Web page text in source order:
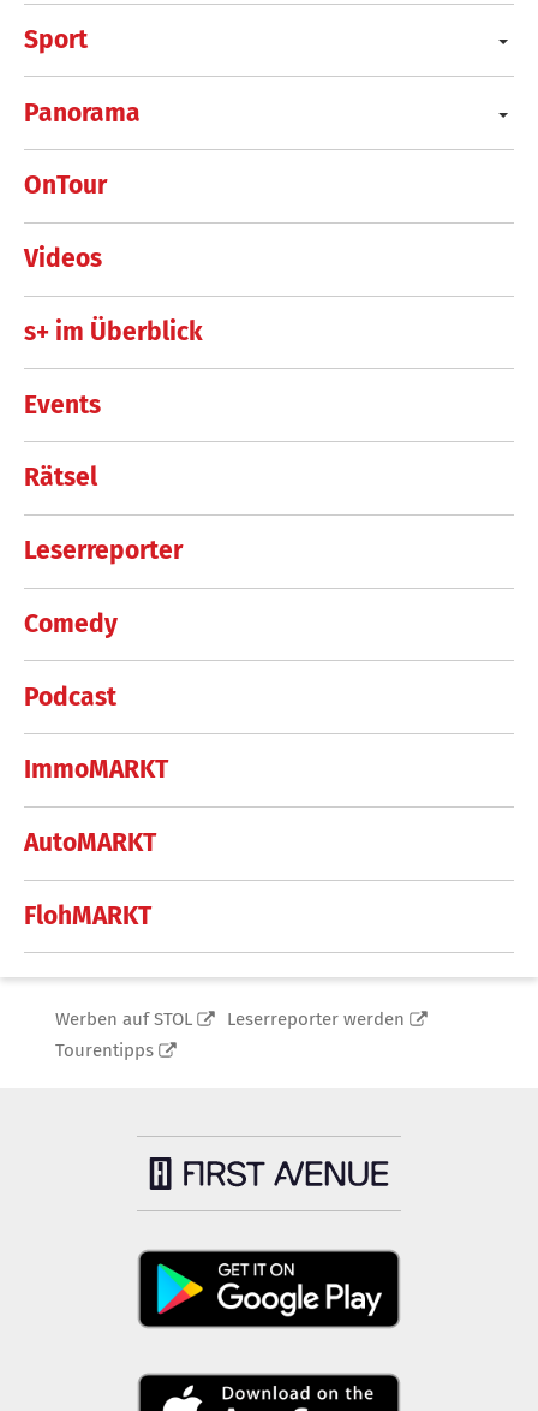
Sport
Panorama
OnTour
Videos
s+ im Überblick
Events
Rätsel
Leserreporter
Comedy
Podcast
ImmoMARKT
AutoMARKT
FlohMARKT
Werben auf STOL
Leserreporter werden
Tourentipps